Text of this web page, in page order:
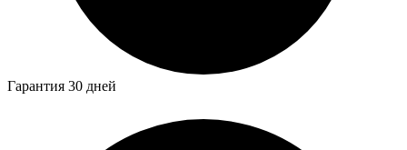
Гарантия 30 дней